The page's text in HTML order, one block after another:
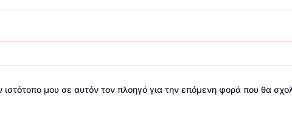
μου σε αυτόν τον πλοηγό για την επόμενη φορά που θα